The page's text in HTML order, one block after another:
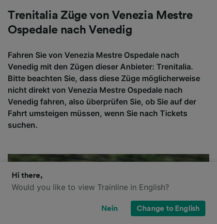
Trenitalia Züge von Venezia Mestre
Ospedale nach Venedig
Fahren Sie von Venezia Mestre Ospedale nach
Venedig mit den Zügen dieser Anbieter: Trenitalia.
Bitte beachten Sie, dass diese Züge möglicherweise
nicht direkt von Venezia Mestre Ospedale nach
Venedig fahren, also überprüfen Sie, ob Sie auf der
Fahrt umsteigen müssen, wenn Sie nach Tickets
suchen.
Hi there,
Would you like to view Trainline in English?
Nein Change to English